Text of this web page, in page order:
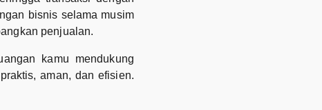
bisnis selama musim
penjualan.
kamu mendukung
aman, dan efisien.